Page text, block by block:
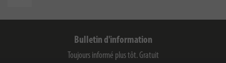
Bulletin d'information
Toujours informé plus tôt. Gratuit